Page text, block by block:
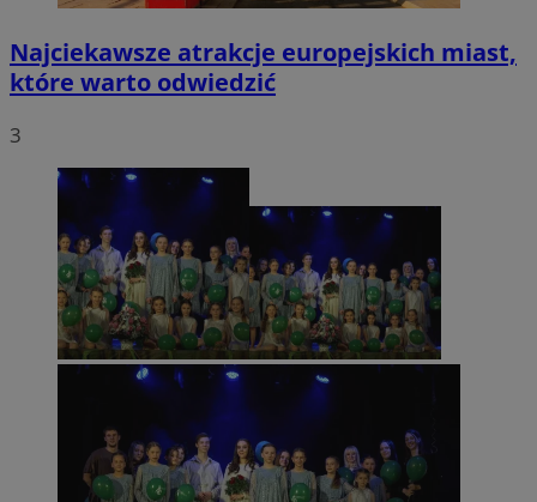
Najciekawsze atrakcje europejskich miast,
które warto odwiedzić
3